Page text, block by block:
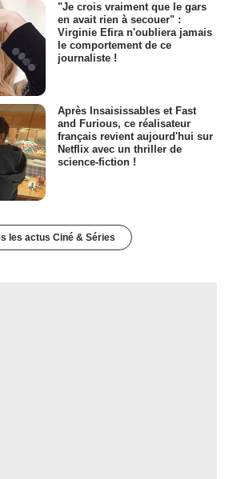
"Je crois vraiment que le gars
en avait rien à secouer" :
Virginie Efira n'oubliera jamais
le comportement de ce
journaliste !
Après Insaisissables et Fast
and Furious, ce réalisateur
français revient aujourd'hui sur
Netflix avec un thriller de
science-fiction !
les actus Ciné & Séries